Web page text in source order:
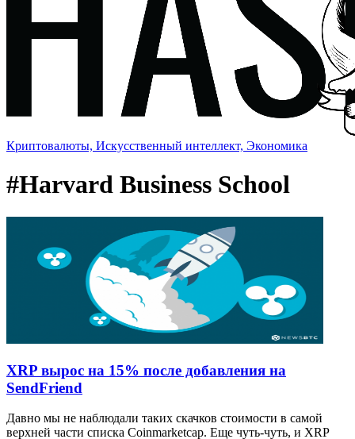
Криптовалюты, Искусственный интеллект, Экономика
#Harvard Business School
XRP вырос на 15% после добавления на
SendFriend
Давно мы не наблюдали таких скачков стоимости в самой
верхней части списка Сoinmarketcap. Еще чуть-чуть, и XRP